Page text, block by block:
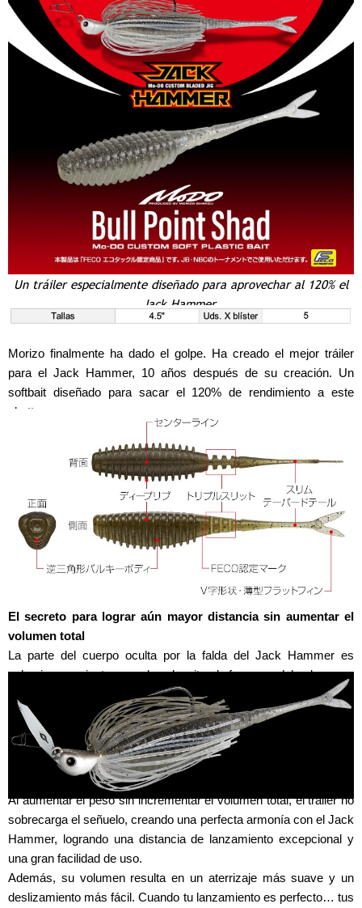
Un tráiler especialmente diseñado para aprovechar al 120% el
Jack Hammer.
Morizo finalmente ha dado el golpe. Ha creado el mejor tráiler
para el Jack Hammer, 10 años después de su creación. Un
softbait diseñado para sacar el 120% de rendimiento a este
chatter.
El secreto para lograr aún mayor distancia sin aumentar el
volumen total
La parte del cuerpo oculta por la falda del Jack Hammer es
voluminosa, mientras que la cola, situada fuera, es delgada.
Al aumentar el peso sin incrementar el volumen total, el tráiler no
sobrecarga el señuelo, creando una perfecta armonía con el Jack
Hammer, logrando una distancia de lanzamiento excepcional y
una gran facilidad de uso.
Además, su volumen resulta en un aterrizaje más suave y un
deslizamiento más fácil. Cuando tu lanzamiento es perfecto… tus